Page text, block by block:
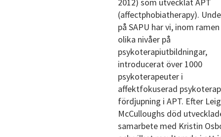
2012) som utvecklat APT
(affectphobiatherapy).
på SAPU har vi, inom
olika nivåer på
psykoterapiutbildningar,
introducerat över 1000
psykoterapeuter i
affektfokuserad
fördjupning i APT. Efter
McCulloughs död
samarbete med Kristin